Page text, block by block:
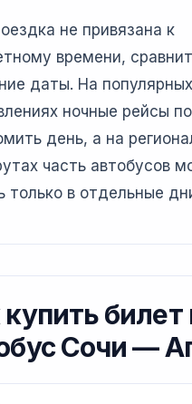
не привязана к
времени,
даты. На популярных
ночные рейсы
день, а на
часть автобусов
только в отдельные
билет
Сочи —